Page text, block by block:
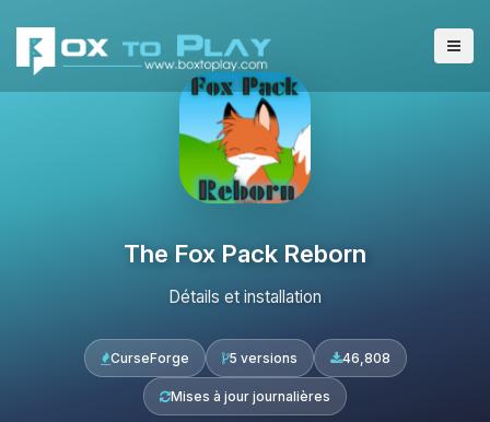
The Fox Pack Reborn
Détails et installation
CurseForge 5 versions 46,808
Mises à jour journalières